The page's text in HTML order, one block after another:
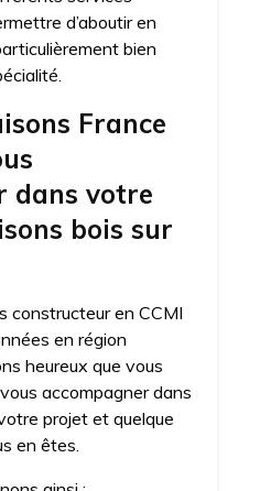
d’aboutir en
bien
France
dans votre
bois sur
constructeur en CCMI
en région
heureux que vous
accompagner dans
projet et quelque
en êtes.